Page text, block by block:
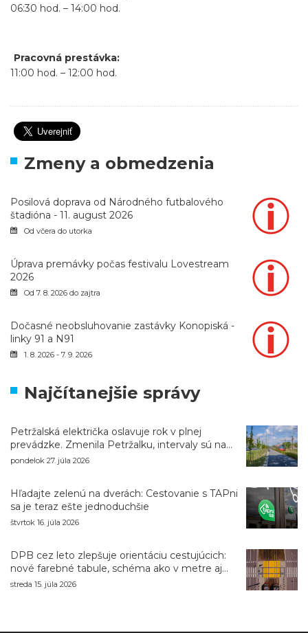
06:30 hod. – 14:00 hod.
Pracovná prestávka:
11:00 hod. – 12:00 hod.
Zmeny a obmedzenia
Posilová doprava od Národného futbalového
štadióna - 11. august 2026
Od včera do utorka
Úprava premávky počas festivalu Lovestream
2026
Od 7. 8. 2026 do zajtra
Dočasné neobsluhovanie zastávky Konopiská -
linky 91 a N91
1. 8. 2026 - 7. 9. 2026
Najčítanejšie správy
Petržalská električka oslavuje rok v plnej
prevádzke. Zmenila Petržalku, intervaly sú na
úrovni metra
pondelok 27. júla 2026
Hľadajte zelenú na dverách: Cestovanie s TAPni
sa je teraz ešte jednoduchšie
štvrtok 16. júla 2026
DPB cez leto zlepšuje orientáciu cestujúcich:
nové farebné tabule, schéma ako v metre aj
navigácia pri výlukách
streda 15. júla 2026